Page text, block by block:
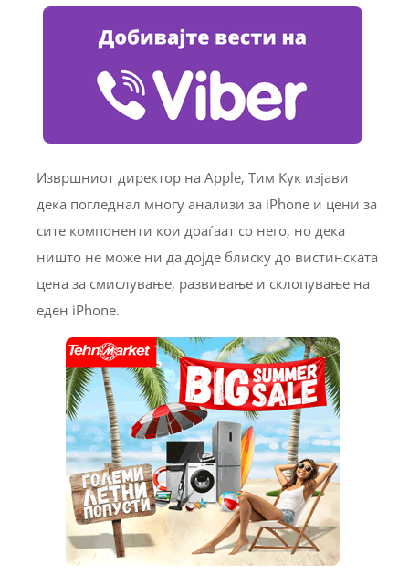
Извршниот директор на Apple, Тим Кук изјави
дека погледнал многу анализи за iPhone и цени за
сите компоненти кои доаѓаат со него, но дека
ништо не може ни да дојде блиску до вистинската
цена за смислување, развивање и склопување на
еден iPhone.